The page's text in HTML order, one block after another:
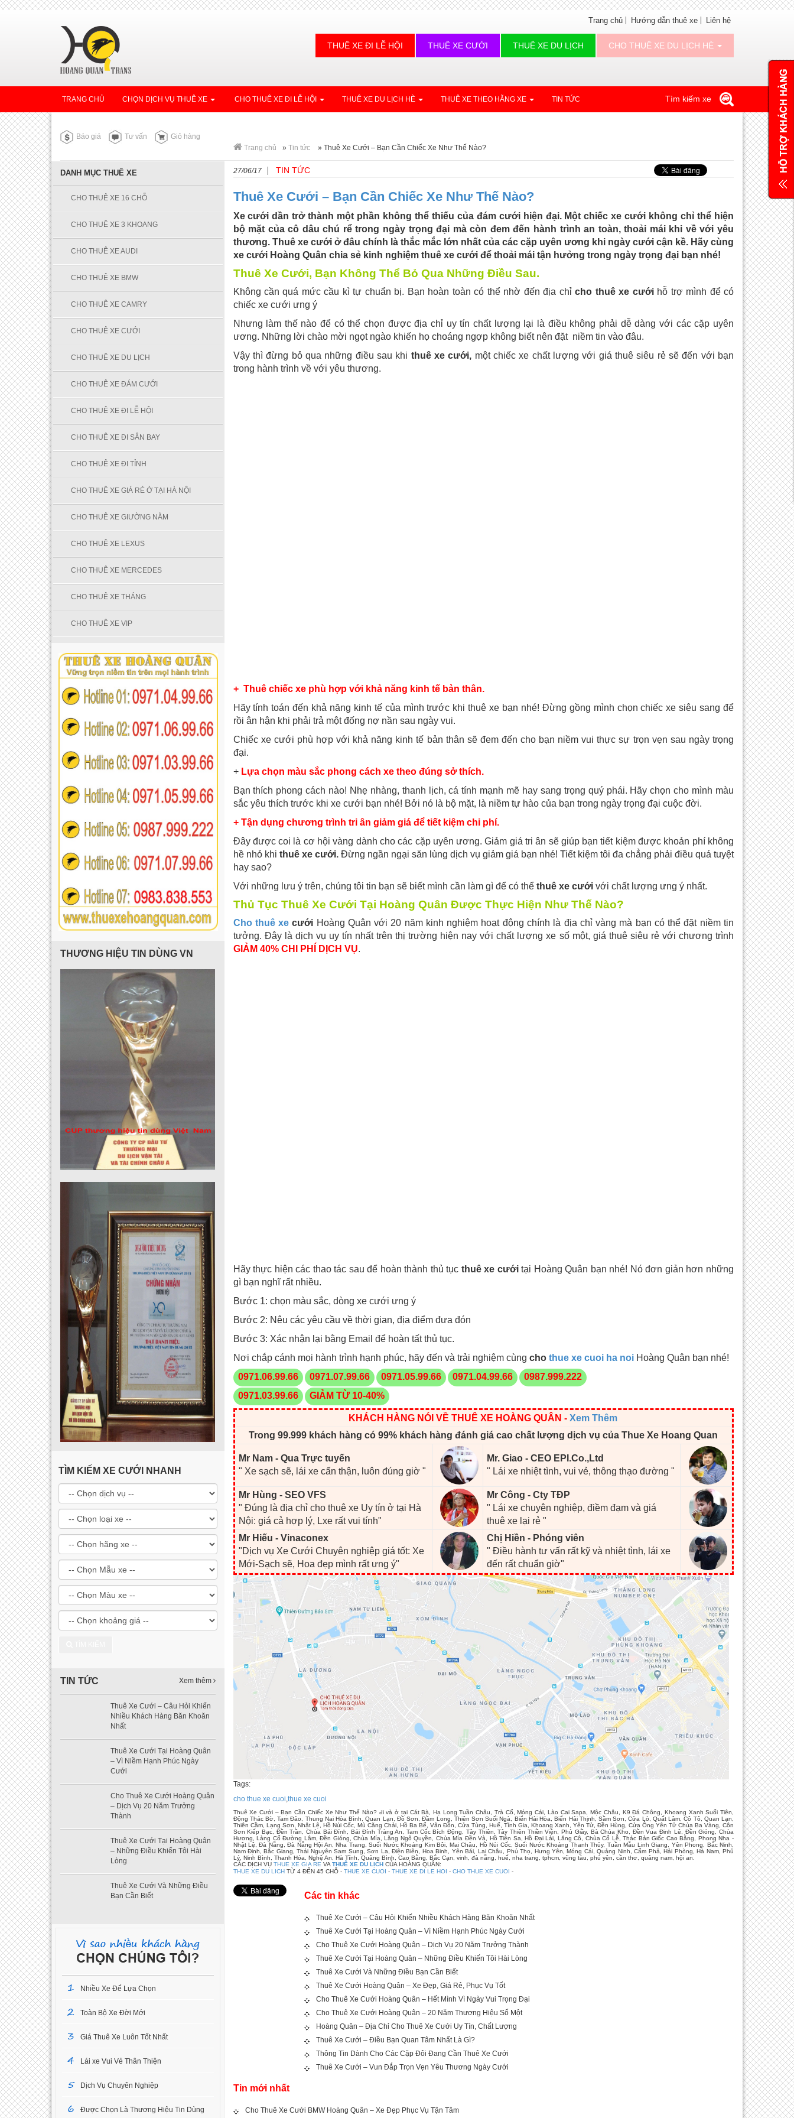
Trang chủ Hướng dẫn thuê xe Liên hệ
THUÊ XE ĐI LỄ HỘI THUÊ XE CƯỚI THUÊ XE DU LỊCH CHO THUÊ XE DU LỊCH HÈ
TRANG CHỦ CHỌN DỊCH VỤ THUÊ XE CHO THUÊ XE ĐI LỄ HỘI THUÊ XE DU LỊCH HÈ THUÊ XE THEO HÃNG XE TIN TỨC Tìm kiếm xe
Báo giá Tư vấn
Giỏ hàng
Trang chủ
» Tin tức » Thuê Xe Cưới – Bạn Cần Chiếc Xe Như Thế Nào?
DANH MỤC THUÊ XE
CHO THUÊ XE 16 CHỖ
CHO THUÊ XE 3 KHOANG
CHO THUÊ XE AUDI
CHO THUÊ XE BMW
CHO THUÊ XE CAMRY
CHO THUÊ XE CƯỚI
CHO THUÊ XE DU LỊCH
CHO THUÊ XE ĐÁM CƯỚI
CHO THUÊ XE ĐI LỄ HỘI
CHO THUÊ XE ĐI SÂN BAY
CHO THUÊ XE ĐI TỈNH
CHO THUÊ XE GIÁ RẺ Ở TẠI HÀ NỘI
CHO THUÊ XE GIƯỜNG NẰM
CHO THUÊ XE LEXUS
CHO THUÊ XE MERCEDES
CHO THUÊ XE THÁNG
CHO THUÊ XE VIP
THƯƠNG HIỆU TIN DÙNG VN
TÌM KIẾM XE CƯỚI NHANH
TIN TỨC Xem thêm
Thuê Xe Cưới – Câu Hỏi Khiến
Nhiều Khách Hàng Băn Khoăn
Nhất
Thuê Xe Cưới Tại Hoàng Quân
– Vì Niềm Hạnh Phúc Ngày
Cưới
Cho Thuê Xe Cưới Hoàng Quân
– Dịch Vụ 20 Năm Trưởng
Thành
Thuê Xe Cưới Tại Hoàng Quân
– Những Điều Khiến Tôi Hài
Lòng
Thuê Xe Cưới Và Những Điều
Bạn Cần Biết
1 Nhiều Xe Để Lựa Chọn
2 Toàn Bộ Xe Đời Mới
3 Giá Thuê Xe Luôn Tốt Nhất
4 Lái xe Vui Vẻ Thân Thiện
5 Dịch Vụ Chuyên Nghiệp
6 Được Chọn Là Thương Hiệu Tin Dùng
27/06/17 TIN TỨC
Thuê Xe Cưới – Bạn Cần Chiếc Xe Như Thế Nào?
Xe cưới dần trở thành một phần không thể thiếu của đám cưới hiện đại. Một chiếc xe cưới không chỉ thể hiện
bộ mặt của cô dâu chú rể trong ngày trọng đại mà còn đem đến hành trình an toàn, thoải mái khi về với yêu
thương. Thuê xe cưới ở đâu chính là thắc mắc lớn nhất của các cặp uyên ương khi ngày cưới cận kề. Hãy cùng
xe cưới Hoàng Quân chia sẻ kinh nghiệm thuê xe cưới để thoải mái tận hưởng trong ngày trọng đại bạn nhé!
Thuê Xe Cưới, Bạn Không Thể Bỏ Qua Những Điều Sau.
Không cần quá mức cầu kì tự chuẩn bị. Bạn hoàn toàn có thể nhờ đến địa chỉcho thuê xe cướihỗ trợ mình để có
chiếc xe cưới ưng ý
Nhưng làm thế nào để có thể chọn được địa chỉ uy tín chất lượng lại là điều không phải dễ dàng với các cặp uyên
ương. Những lời chào mời ngọt ngào khiến họ choáng ngợp không biết nên đặt niềm tin vào đâu.
Vậy thì đừng bỏ qua những điều sau khi thuê xe cưới, một chiếc xe chất lượng với giá thuê siêu rẻ sẽ đến với bạn
trong hành trình về với yêu thương.
+ Thuê chiếc xe phù hợp với khả năng kinh tế bản thân.
Hãy tính toán đến khả năng kinh tế của mình trước khi thuê xe bạn nhé! Đừng gồng mình chọn chiếc xe siêu sang để
rồi ân hận khi phải trả một đống nợ nần sau ngày vui.
Chiếc xe cưới phù hợp với khả năng kinh tế bản thân sẽ đem đến cho bạn niềm vui thực sự trọn vẹn sau ngày trọng
đại.
+Lựa chọn màu sắc phong cách xe theo đúng sở thích.
Bạn thích phong cách nào! Nhẹ nhàng, thanh lịch, cá tính mạnh mẽ hay sang trọng quý phái. Hãy chọn cho mình màu
sắc yêu thích trước khi xe cưới bạn nhé! Bởi nó là bộ mặt, là niềm tự hào của bạn trong ngày trọng đại cuộc đời.
+ Tận dụng chương trình tri ân giảm giá để tiết kiệm chi phí.
Đây được coi là cơ hội vàng dành cho các cặp uyên ương. Giảm giá tri ân sẽ giúp bạn tiết kiệm được khoản phí không
hề nhỏ khi thuê xe cưới.Đừng ngần ngại săn lùng dịch vụ giảm giá bạn nhé! Tiết kiệm tôi đa chẳng phải điều quá tuyệt
hay sao?
Với những lưu ý trên, chúng tôi tin bạn sẽ biết mình cần làm gì để có thểthuê xe cướivới chất lượng ưng ý nhất.
Thủ Tục Thuê Xe Cưới Tại Hoàng Quân Được Thực Hiện Như Thế Nào?
Cho thuê xe cưới Hoàng Quân với 20 năm kinh nghiệm hoạt động chính là địa chỉ vàng mà bạn có thể đặt niềm tin
tưởng. Đây là dịch vụ uy tín nhất trên thị trường hiện nay với chất lượng xe số một, giá thuê siêu rẻ với chương trình
GIẢM 40% CHI PHÍ DỊCH VỤ.
Hãy thực hiện các thao tác sau để hoàn thành thủ tục thuê xe cướitại Hoàng Quân bạn nhé! Nó đơn giản hơn những
gì bạn nghĩ rất nhiều.
Bước 1: chọn màu sắc, dòng xe cưới ưng ý
Bước 2: Nêu các yêu cầu về thời gian, địa điểm đưa đón
Bước 3: Xác nhận lại bằng Email để hoàn tất thủ tục.
Nơi chắp cánh mọi hành trình hạnh phúc, hãy đến và trải nghiệm cùng cho thue xe cuoi ha noiHoàng Quân bạn nhé!
0971.06.99.66
0971.07.99.66 0971.05.99.66 0971.04.99.66
0987.999.222
0971.03.99.66
GIẢM TỪ 10-40%
KHÁCH HÀNG NÓI VỀ THUÊ XE HOÀNG QUÂN - Xem Thêm
Trong 99.999 khách hàng có 99% khách hàng đánh giá cao chất lượng dịch vụ của Thue Xe Hoang Quan
Mr Nam - Qua Trực tuyến
" Xe sạch sẽ, lái xe cẩn thận, luôn đúng giờ "
Mr. Giao - CEO EPI.Co.,Ltd
" Lái xe nhiệt tình, vui vẻ, thông thạo đường "
Mr Hùng - SEO VFS
" Đúng là địa chỉ cho thuê xe Uy tín ở tại Hà
Nội: giá cả hợp lý, Lxe rất vui tính"
Mr Công - Cty TĐP
" Lái xe chuyên nghiệp, điềm đạm và giá
thuê xe lại rẻ "
Mr Hiếu - Vinaconex
"Dịch vụ Xe Cưới Chuyên nghiệp giá tốt: Xe
Mới-Sạch sẽ, Hoa đẹp mình rất ưng ý"
Chị Hiền - Phóng viên
" Điều hành tư vấn rất kỹ và nhiệt tình, lái xe
đến rất chuẩn giờ"
Tags:
cho thue xe cuoi,thue xe cuoi
Thuê Xe Cưới – Bạn Cần Chiếc Xe Như Thế Nào? đi và ở tại Cát Bà, Hạ Long Tuần Châu, Trà Cổ, Móng Cái, Lào Cai Sapa, Mộc Châu, K9 Đá Chông, Khoang Xanh Suối Tiên,
Động Thác Bờ, Tam Đảo, Thung Nai Hòa Bình, Quan Lạn, Đồ Sơn, Đầm Long, Thiên Sơn Suối Ngà, Biển Hải Hòa, Biển Hải Thịnh, Sầm Sơn, Cửa Lò, Quất Lâm, Cô Tô, Quan Lạn,
Thiên Cầm, Lạng Sơn, Nhật Lệ, Hồ Núi Cốc, Mù Căng Chải, Hồ Ba Bể, Vân Đồn, Cửa Tùng, Huế, Tĩnh Gia, Khoang Xanh, Yên Tử, Đền Hùng, Cửa Ông Yên Tử Chùa Ba Vàng, Côn
Sơn Kiếp Bạc, Đền Trần, Chùa Bái Đính, Bái Đính Tràng An, Tam Cốc Bích Động, Tây Thiên, Tây Thiên Thiền Viện, Phủ Giầy, Bà Chúa Kho, Đền Vua Đinh Lê, Đền Gióng, Chùa
Hương, Làng Cổ Đường Lâm, Đền Gióng, Chùa Mía, Lăng Ngô Quyền, Chùa Mía Đền Và, Hồ Tiên Sa, Hồ Đại Lải, Lăng Cô, Chùa Cổ Lễ, Thác Bản Giốc Cao Bằng, Phong Nha -
Nhật Lệ, Đà Nẵng, Đà Nẵng Hội An, Nha Trang, Suối Nước Khoáng Kim Bôi, Mai Châu, Hồ Núi Cốc, Suối Nước Khoáng Thanh Thủy, Tuần Mẫu Linh Giang, Yên Phong, Bắc Ninh,
Nam Định, Bắc Giang, Thái Nguyên Sam Sung, Sơn La, Điện Biên, Hoa Binh, Yên Bái, Lai Châu, Phú Thọ, Hưng Yên, Móng Cái, Quảng Ninh, Cẩm Phả, Hải Phòng, Hà Nam, Phủ
Lý, Ninh Bình, Thanh Hóa, Nghệ An, Hà Tĩnh, Quảng Bình, Cao Bằng, Bắc Cạn, vinh, đà nẵng, huế, nha trang, tphcm, vũng tàu, phú yên, cần thơ, quảng nam, hội an.
CÁC DỊCH VỤ THUE XE GIA RE VA THUÊ XE DU LỊCHCỦA HOÀNG QUÂN:
THUE XE DU LICHTỪ 4 ĐẾN 45 CHỖ - THUE XE CUOI - THUE XE DI LE HOI - CHO THUE XE CUOI -
Các tin khác
Thuê Xe Cưới – Câu Hỏi Khiến Nhiều Khách Hàng Băn Khoăn Nhất
Thuê Xe Cưới Tại Hoàng Quân – Vì Niềm Hạnh Phúc Ngày Cưới
Cho Thuê Xe Cưới Hoàng Quân – Dịch Vụ 20 Năm Trưởng Thành
Thuê Xe Cưới Tại Hoàng Quân – Những Điều Khiến Tôi Hài Lòng
Thuê Xe Cưới Và Những Điều Bạn Cần Biết
Thuê Xe Cưới Hoàng Quân – Xe Đẹp, Giá Rẻ, Phục Vụ Tốt
Cho Thuê Xe Cưới Hoàng Quân – Hết Mình Vì Ngày Vui Trọng Đại
Cho Thuê Xe Cưới Hoàng Quân – 20 Năm Thương Hiệu Số Một
Hoàng Quân – Địa Chỉ Cho Thuê Xe Cưới Uy Tín, Chất Lượng
Thuê Xe Cưới – Điều Bạn Quan Tâm Nhất Là Gì?
Thông Tin Dành Cho Các Cặp Đôi Đang Cần Thuê Xe Cưới
Thuê Xe Cưới – Vun Đắp Trọn Vẹn Yêu Thương Ngày Cưới
Tin mới nhất
Cho Thuê Xe Cưới BMW Hoàng Quân – Xe Đẹp Phục Vụ Tận Tâm